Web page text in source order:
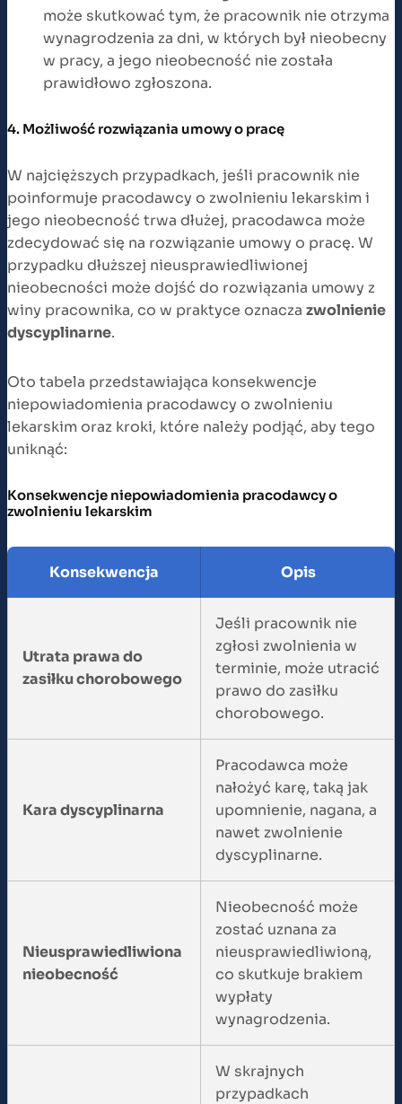
może skutkować tym, że pracownik nie otrzyma
wynagrodzenia za dni, w których był nieobecny
w pracy, a jego nieobecność nie została
prawidłowo zgłoszona.
4. Możliwość rozwiązania umowy o pracę
W najcięższych przypadkach, jeśli pracownik nie
poinformuje pracodawcy o zwolnieniu lekarskim i
jego nieobecność trwa dłużej, pracodawca może
zdecydować się na rozwiązanie umowy o pracę. W
przypadku dłuższej nieusprawiedliwionej
nieobecności może dojść do rozwiązania umowy z
winy pracownika, co w praktyce oznacza zwolnienie
dyscyplinarne.
Oto tabela przedstawiająca konsekwencje
niepowiadomienia pracodawcy o zwolnieniu
lekarskim oraz kroki, które należy podjąć, aby tego
uniknąć:
Konsekwencje niepowiadomienia pracodawcy o
zwolnieniu lekarskim
Konsekwencja Opis
Utrata prawa do
zasiłku chorobowego
Jeśli pracownik nie
zgłosi zwolnienia w
terminie, może utracić
prawo do zasiłku
chorobowego.
Kara dyscyplinarna
Pracodawca może
nałożyć karę, taką jak
upomnienie, nagana, a
nawet zwolnienie
dyscyplinarne.
Nieusprawiedliwiona
nieobecność
Nieobecność może
zostać uznana za
nieusprawiedliwioną,
co skutkuje brakiem
wypłaty
wynagrodzenia.
W skrajnych
przypadkach